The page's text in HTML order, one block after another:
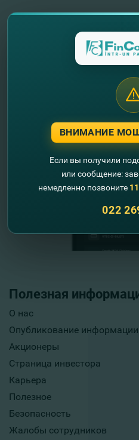
Полезная
О нас
Опубликование информации
Акционеры
Страница инвестора
Карьера
Полезное
Безопасность
Жалобы сотрудников
ВНИМАНИЕ
Если вы получили
или сообщение:
немедленно позвоните
022